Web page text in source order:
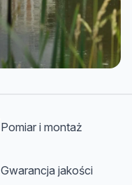
Pomiar i montaż
Gwarancja jakości